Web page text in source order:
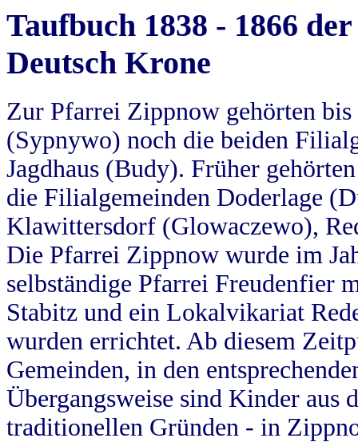
Taufbuch 1838 - 1866
Deutsch Krone
Zur Pfarrei Zippnow gehörten
(Sypnywo) noch die beiden
Jagdhaus (Budy). Früher
die Filialgemeinden Doderlage
Klawittersdorf (Glowaczewo),
Die Pfarrei Zippnow wurde im
selbständige Pfarrei Freudenfier
Stabitz und ein Lokalvikariat
wurden errichtet. Ab diesem
Gemeinden, in den
Übergangsweise sind Kinder aus
traditionellen Gründen - in